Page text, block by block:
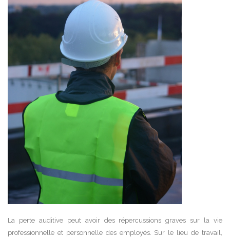
La perte auditive peut avoir des répercussions graves sur la vie
professionnelle et personnelle des employés. Sur le lieu de travail,